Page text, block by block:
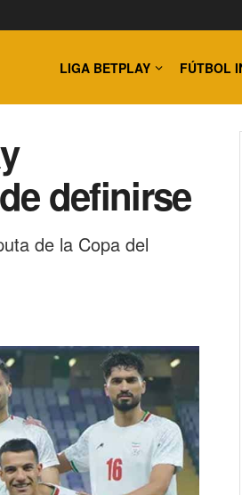
LIGA BETPLAY FÚTBOL
definirse
de la Copa del